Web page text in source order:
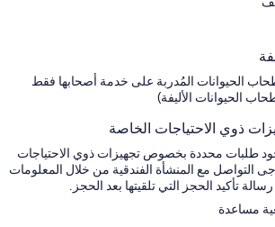
الحيوانات المُدربة على خدمة أصحابها فقط
الحيوانات الأليفة)
ذوي الاحتياجات الخاصة
طلبات محددة بخصوص تجهيزات ذوي الاحتياجات
التواصل مع المنشأة الفندقية من خلال المعلومات
تأكيد الحجز التي تلقيتها بعد الحجز.
مساعدة